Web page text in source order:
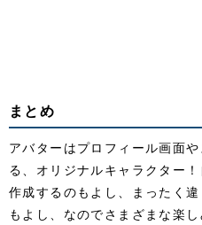
まとめ
アバターはプロフィール画面
る、オリジナルキャラクター
作成するのもよし、まったく
もよし、なのでさまざまな楽し